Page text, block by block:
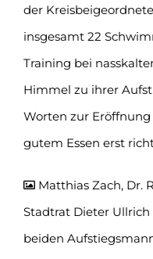
der
insgesamt 22
Training bei
Himmel zu ihrer
Worten zur
gutem Essen erst
Matthias Zach, Dr.
Stadtrat Dieter
beiden